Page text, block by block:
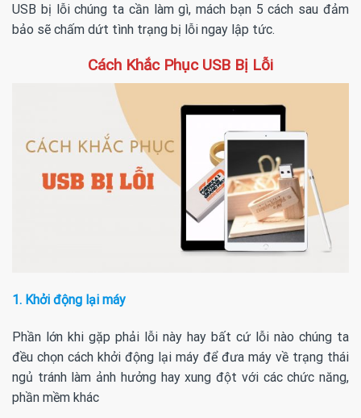
USB bị lỗi chúng ta cần làm gì, mách bạn 5 cách sau đảm
bảo sẽ chấm dứt tình trạng bị lỗi ngay lập tức.
Cách Khắc Phục USB Bị Lỗi
1. Khởi động lại máy
Phần lớn khi gặp phải lỗi này hay bất cứ lỗi nào chúng ta
đều chọn cách khởi động lại máy để đưa máy về trạng thái
ngủ tránh làm ảnh hưởng hay xung đột với các chức năng,
phần mềm khác